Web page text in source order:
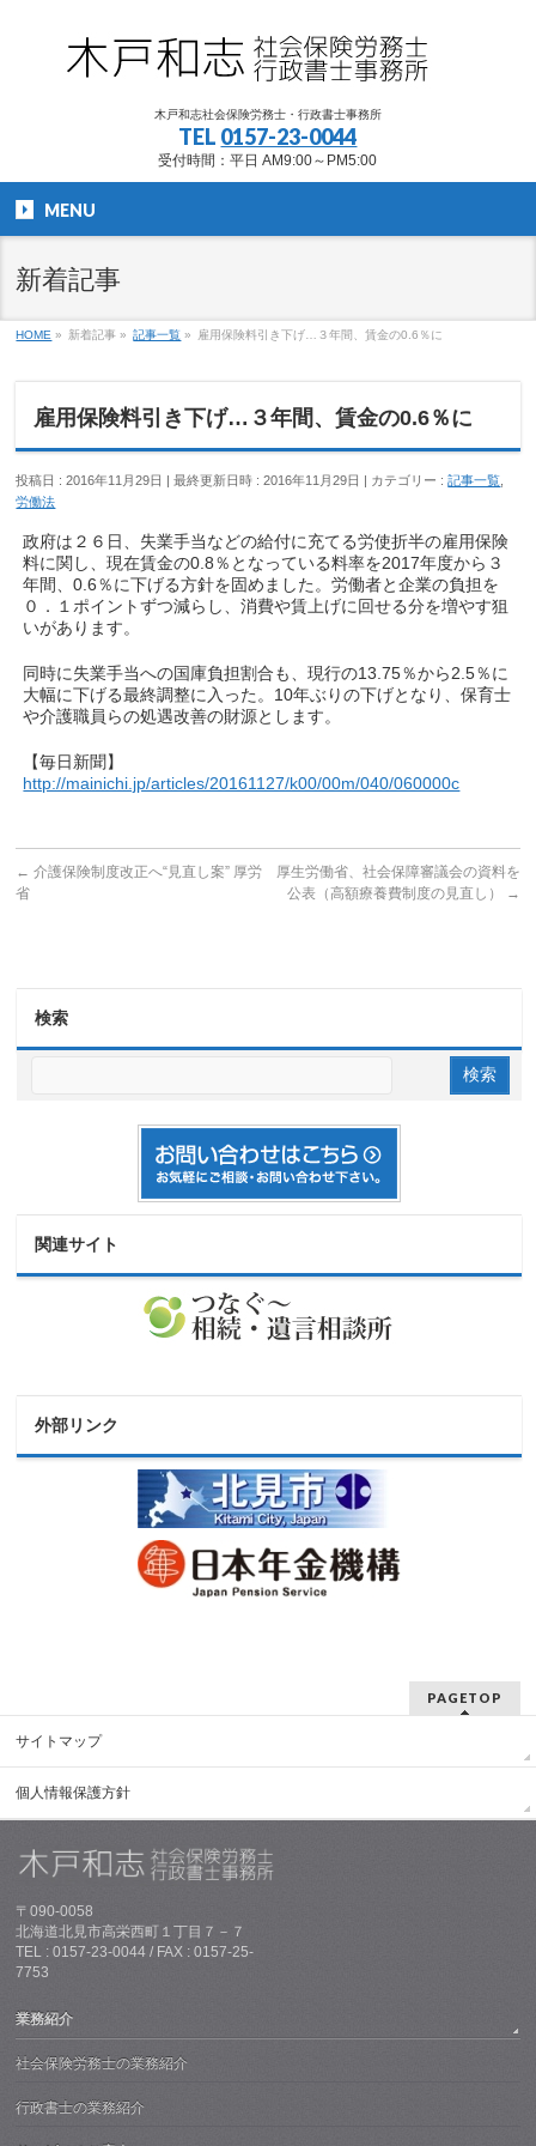
木戸和志社会保険労務士・行政書士事務所
TEL 0157-23-0044
受付時間：平日 AM9:00～PM5:00
MENU
新着記事
HOME » 新着記事 » 記事一覧 » 雇用保険料引き下げ…３年間、賃金の0.6％に
雇用保険料引き下げ…３年間、賃金の0.6％に
投稿日 : 2016年11月29日 最終更新日時 : 2016年11月29日 カテゴリー :記事一覧
労働法
政府は２６日、失業手当などの給付に充てる労使折半の雇用保険
料に関し、現在賃金の0.8％となっている料率を2017年度から３
年間、0.6％に下げる方針を固めました。労働者と企業の負担を
０．１ポイントずつ減らし、消費や賃上げに回せる分を増やす狙
いがあります。
同時に失業手当への国庫負担割合も、現行の13.75％から2.5％に
大幅に下げる最終調整に入った。10年ぶりの下げとなり、保育士
や介護職員らの処遇改善の財源とします。
【毎日新聞】
http://mainichi.jp/articles/20161127/k00/00m/040/060000c
← 介護保険制度改正へ“見直し案” 厚労
省
厚生労働省、社会保障審議会の資料を
公表（高額療養費制度の見直し）
→
検索
関連サイト
外部リンク
PAGETOP
サイトマップ
個人情報保護方針
〒090-0058
北海道北見市高栄西町１丁目７－７
TEL : 0157-23-0044 / FAX : 0157-25-
7753
業務紹介
社会保険労務士の業務紹介
行政書士の業務紹介